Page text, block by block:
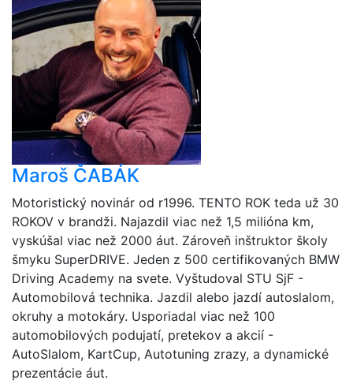
Maroš ČABÁK
Motoristický novinár od r1996. TENTO ROK teda už 30
ROKOV v brandži. Najazdil viac než 1,5 milióna km,
vyskúšal viac než 2000 áut. Zároveň inštruktor školy
šmyku SuperDRIVE. Jeden z 500 certifikovaných BMW
Driving Academy na svete. Vyštudoval STU SjF -
Automobilová technika. Jazdil alebo jazdí autoslalom,
okruhy a motokáry. Usporiadal viac než 100
automobilových podujatí, pretekov a akcií -
AutoSlalom, KartCup, Autotuning zrazy, a dynamické
prezentácie áut.